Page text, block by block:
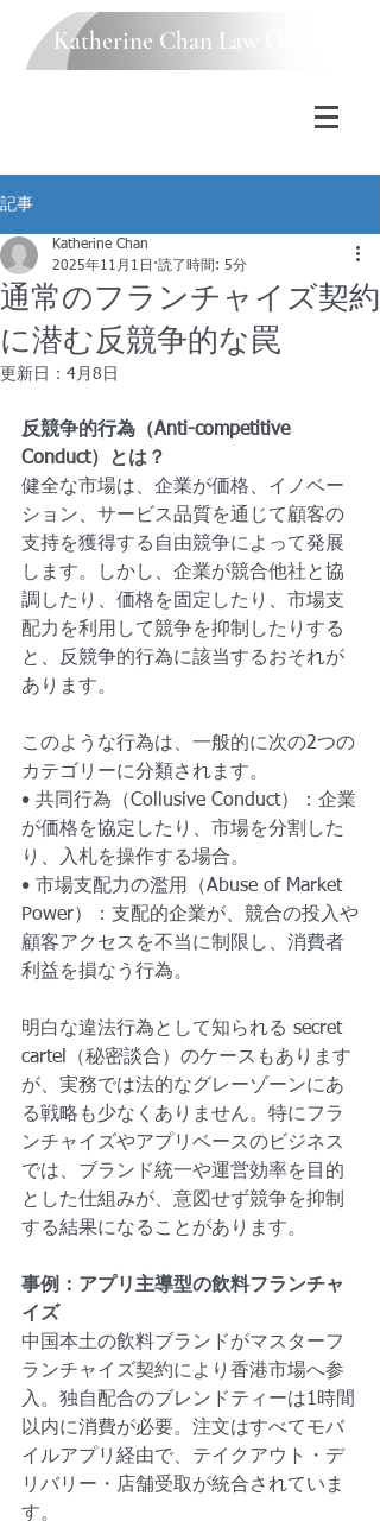
Katherine Chan Law Office
記事
通常のフランチャイズ契約
に潜む反競争的な罠
Katherine Chan
2025年11月1日 読了時間: 5分
更新日： 4月8日
反競争的行為（Anti-competitive
Conduct）とは？
健全な市場は、企業が価格、イノベー
ション、サービス品質を通じて顧客の
支持を獲得する自由競争によって発展
します。しかし、企業が競合他社と協
調したり、価格を固定したり、市場支
配力を利用して競争を抑制したりする
と、反競争的行為に該当するおそれが
あります。
このような行為は、一般的に次の2つの
カテゴリーに分類されます。
• 共同行為（Collusive Conduct）：企業
が価格を協定したり、市場を分割した
り、入札を操作する場合。
• 市場支配力の濫用（Abuse of Market
Power）：支配的企業が、競合の投入や
顧客アクセスを不当に制限し、消費者
利益を損なう行為。
明白な違法行為として知られる secret
cartel（秘密談合）のケースもあります
が、実務では法的なグレーゾーンにあ
る戦略も少なくありません。特にフラ
ンチャイズやアプリベースのビジネス
では、ブランド統一や運営効率を目的
とした仕組みが、意図せず競争を抑制
する結果になることがあります。
事例：アプリ主導型の飲料フランチャ
イズ
中国本土の飲料ブランドがマスターフ
ランチャイズ契約により香港市場へ参
入。独自配合のブレンドティーは1時間
以内に消費が必要。注文はすべてモバ
イルアプリ経由で、テイクアウト・デ
リバリー・店舗受取が統合されていま
す。